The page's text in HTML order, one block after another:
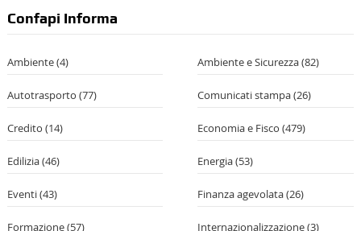
Confapi Informa
Ambiente(4) Ambiente e Sicurezza(82)
Autotrasporto (77) Comunicati stampa(26)
Credito (14) Economia e Fisco (479)
Edilizia(46) Energia(53)
Eventi(43) Finanza agevolata(26)
Formazione(57) Internazionalizzazione(3)